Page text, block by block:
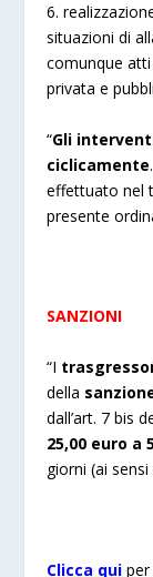
6.
situazioni di
comunque
privata e
“Gli
ciclicamente
effettuato nel
presente
SANZIONI
“I
della
dall’art. 7 bis
25,00 euro a
giorni (ai sensi
Clicca qui per